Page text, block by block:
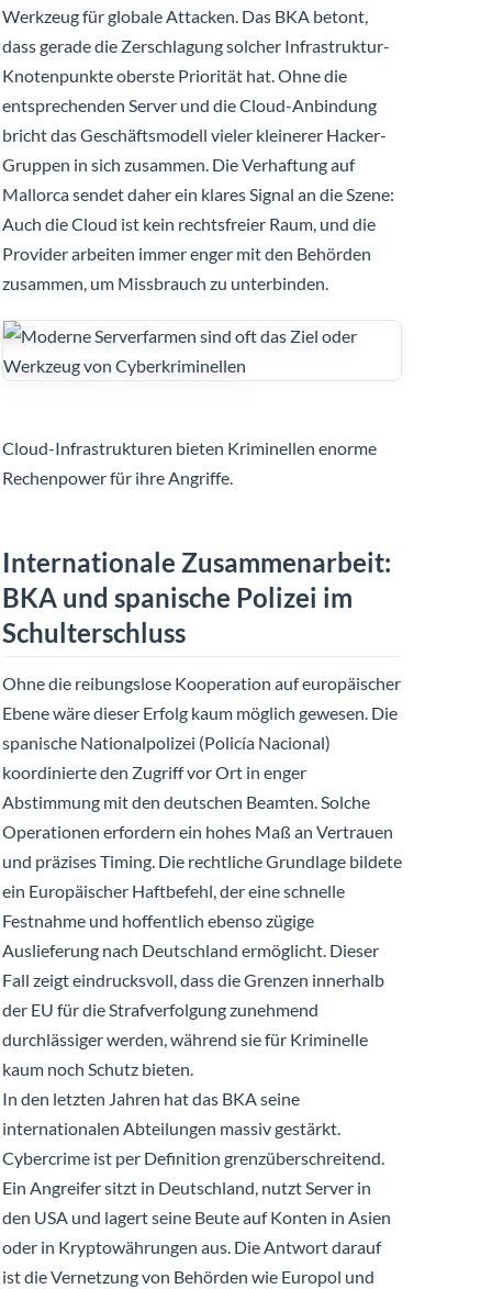
Werkzeug für globale Attacken. Das BKA betont,
dass gerade die Zerschlagung solcher Infrastruktur-
Knotenpunkte oberste Priorität hat. Ohne die
entsprechenden Server und die Cloud-Anbindung
bricht das Geschäftsmodell vieler kleinerer Hacker-
Gruppen in sich zusammen. Die Verhaftung auf
Mallorca sendet daher ein klares Signal an die Szene:
Auch die Cloud ist kein rechtsfreier Raum, und die
Provider arbeiten immer enger mit den Behörden
zusammen, um Missbrauch zu unterbinden.
Cloud-Infrastrukturen bieten Kriminellen enorme
Rechenpower für ihre Angriffe.
Internationale Zusammenarbeit:
BKA und spanische Polizei im
Schulterschluss
Ohne die reibungslose Kooperation auf europäischer
Ebene wäre dieser Erfolg kaum möglich gewesen. Die
spanische Nationalpolizei (Policía Nacional)
koordinierte den Zugriff vor Ort in enger
Abstimmung mit den deutschen Beamten. Solche
Operationen erfordern ein hohes Maß an Vertrauen
und präzises Timing. Die rechtliche Grundlage bildete
ein Europäischer Haftbefehl, der eine schnelle
Festnahme und hoffentlich ebenso zügige
Auslieferung nach Deutschland ermöglicht. Dieser
Fall zeigt eindrucksvoll, dass die Grenzen innerhalb
der EU für die Strafverfolgung zunehmend
durchlässiger werden, während sie für Kriminelle
kaum noch Schutz bieten.
In den letzten Jahren hat das BKA seine
internationalen Abteilungen massiv gestärkt.
Cybercrime ist per Definition grenzüberschreitend.
Ein Angreifer sitzt in Deutschland, nutzt Server in
den USA und lagert seine Beute auf Konten in Asien
oder in Kryptowährungen aus. Die Antwort darauf
ist die Vernetzung von Behörden wie Europol und